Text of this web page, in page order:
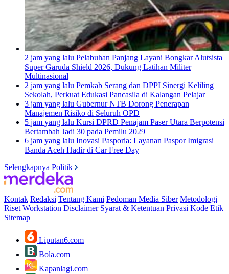
2 jam yang lalu Pelabuhan Panjang Layani Bongkar Alutsista
Super Garuda Shield 2026, Dukung Latihan Militer
Multinasional
2 jam yang lalu Pemkab Serang dan DPPI Sinergi Keliling
Sekolah, Perkuat Edukasi Pancasila di Kalangan Pelajar
3 jam yang lalu Gubernur NTB Dorong Penerapan
Manajemen Risiko di Seluruh OPD
5 jam yang lalu Kursi DPRD Penajam Paser Utara Berpotensi
Bertambah Jadi 30 pada Pemilu 2029
6 jam yang lalu Inovasi Pasporia: Layanan Paspor Imigrasi
Banda Aceh Hadir di Car Free Day
Selengkapnya Politik
Kontak Redaksi Tentang Kami Pedoman Media Siber Metodologi
Riset Workstation Disclaimer Syarat & Ketentuan Privasi Kode Etik
Sitemap
Liputan6.com
Bola.com
Kapanlagi.com